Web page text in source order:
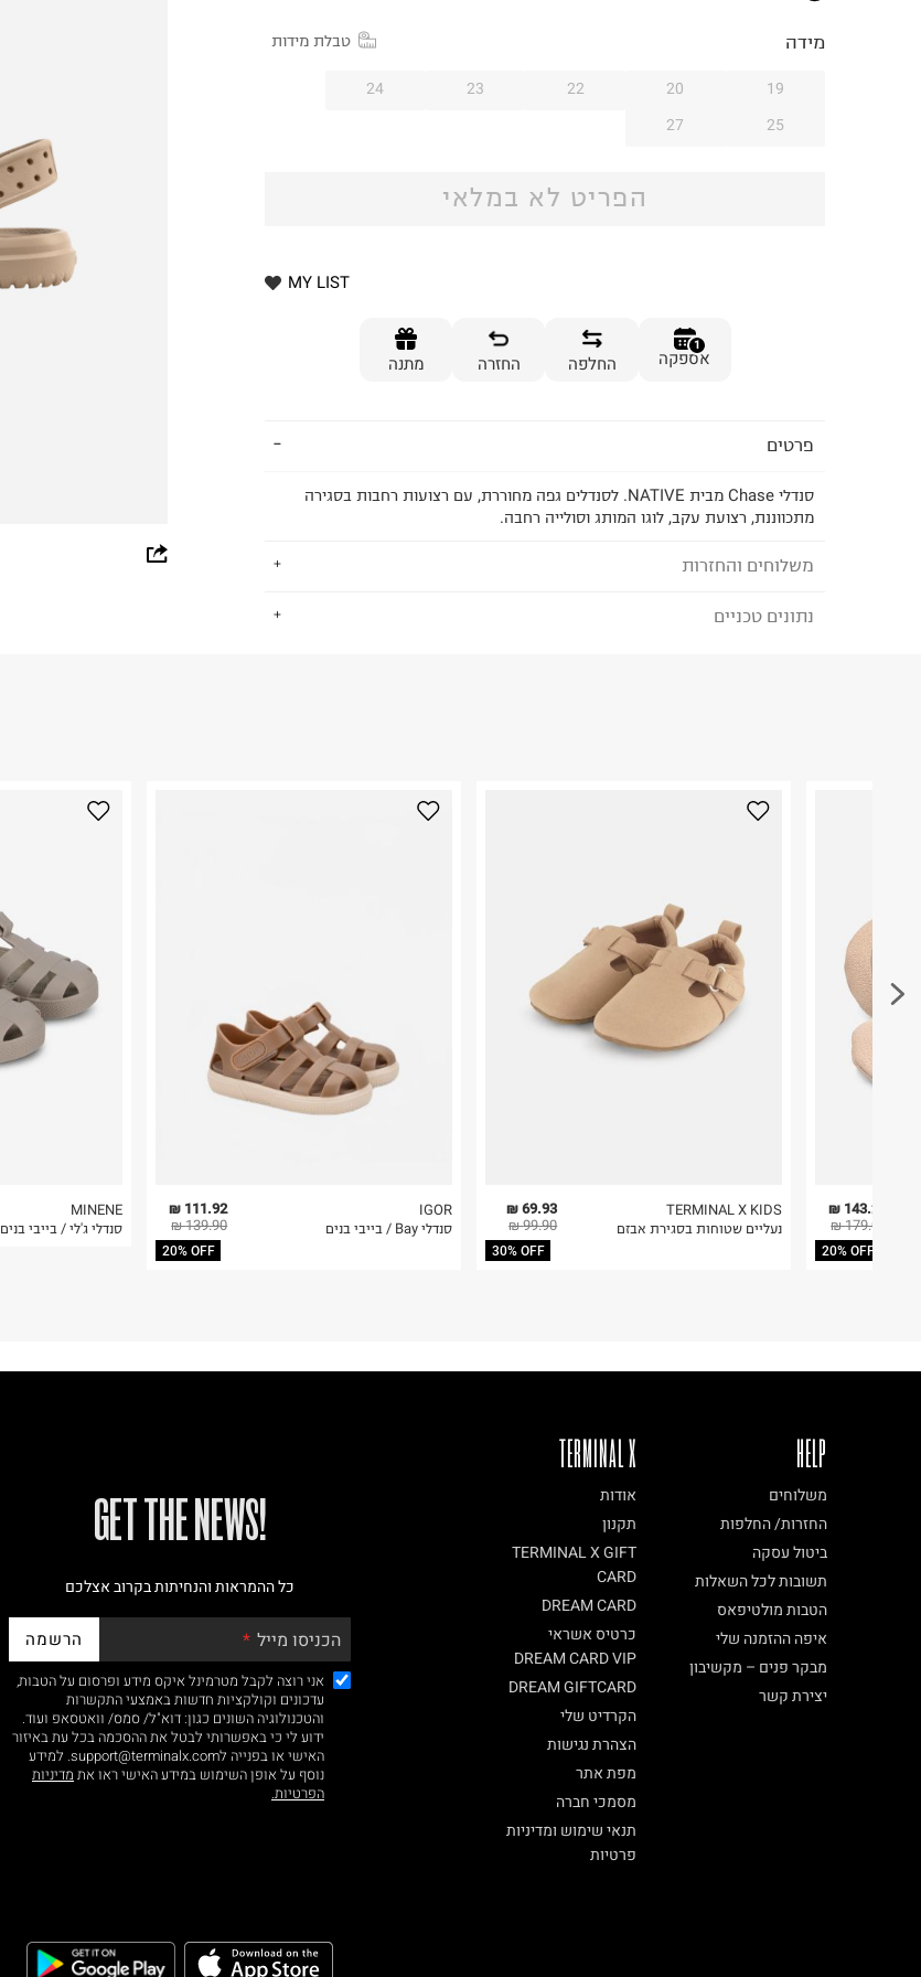
מידה טבלת מידות
19
20
22
23
24
25
27
הפריט לא במלאי
MY LIST
1
אספקה החלפה החזרה מתנה
פרטים
סנדלי Chase מבית NATIVE. לסנדלים גפה מחוררת, עם רצועות רחבות בסגירה
מתכווננת, רצועת עקב, לוגו המותג וסולייה רחבה.
משלוחים והחזרות
לבחירת בשיטת המשלוח המתאימה לכם,
לפני החזרת החבילה, חשוב להדביק את מדבקת הגוביינא על גבי החבילה
בהתאם לתנאי השימוש.
חשוב לשים לב:
3. מוצרי טיפוח ניתן להחזיר סגורים באריזתם המקורית בלבד. לא ניתן
נתונים טכניים
היבואן
פלג ניל בע"מ
MINENE
סנדלי ג'לי / בייבי בנים
111.92 ₪
139.90 ₪
20% OFF
IGOR
סנדלי Bay / בייבי בנים
69.93 ₪
99.90 ₪
30% OFF
TERMINAL X KIDS
נעליים שטוחות בסגירת אבזם
143.20 ₪
179.00 ₪
20% OFF
!GET THE NEWS
כל ההמראות והנחיתות בקרוב אצלכם
הכניסו מייל הרשמה
אני רוצה לקבל מטרמינל איקס מידע ופרסום על הטבות,
עדכונים וקולקציות חדשות באמצעי התקשרות
והטכנולוגיה השונים כגון: דוא"ל/ סמס/ וואטסאפ ועוד.
ידוע לי כי באפשרותי לבטל את ההסכמה בכל עת באיזור
האישי או בפנייה לsupport@terminalx.com. למידע
נוסף על אופן השימוש במידע האישי ראו את מדיניות
הפרטיות.
TERMINAL X
אודות
תקנון
TERMINAL X GIFT
CARD
DREAM CARD
כרטיס אשראי
DREAM CARD VIP
DREAM GIFTCARD
הקרדיט שלי
הצהרת נגישות
מפת אתר
מסמכי חברה
תנאי שימוש ומדיניות
פרטיות
HELP
משלוחים
החזרות/ החלפות
ביטול עסקה
תשובות לכל השאלות
הטבות מולטיפאס
איפה ההזמנה שלי
מבקר פנים – מקשיבון
יצירת קשר